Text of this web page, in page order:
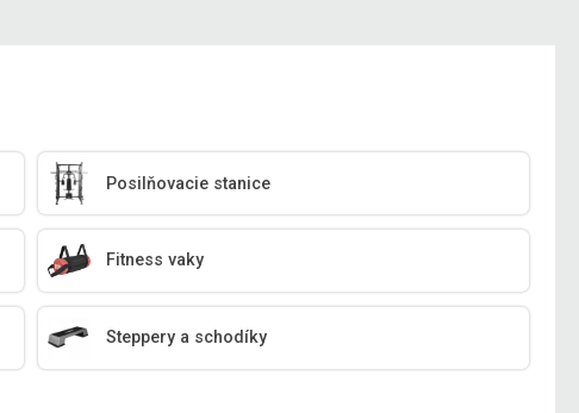
Posilňovacie stanice
Fitness vaky
Steppery a schodíky